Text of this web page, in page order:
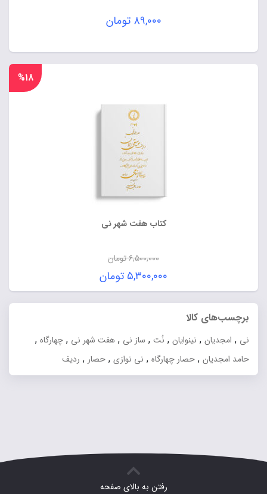
۸۹,۰۰۰ تومان
کتاب هفت شهر نی
۶,۵۰۰,۰۰۰تومان
قیمت
اصلی:
۶,۵۰۰,۰۰۰ تومان
۵,۳۰۰,۰۰۰ تومان
قیمت
فعلی:
%۱۸
برچسب‌های کالا
نی , امجدیان , نینوایان , نُت , ساز نی , هفت شهر نی , چهارگاه ,
حامد امجدیان , حصار چهارگاه , نی نوازی , حصار , ردیف
رفتن به بالای صفحه